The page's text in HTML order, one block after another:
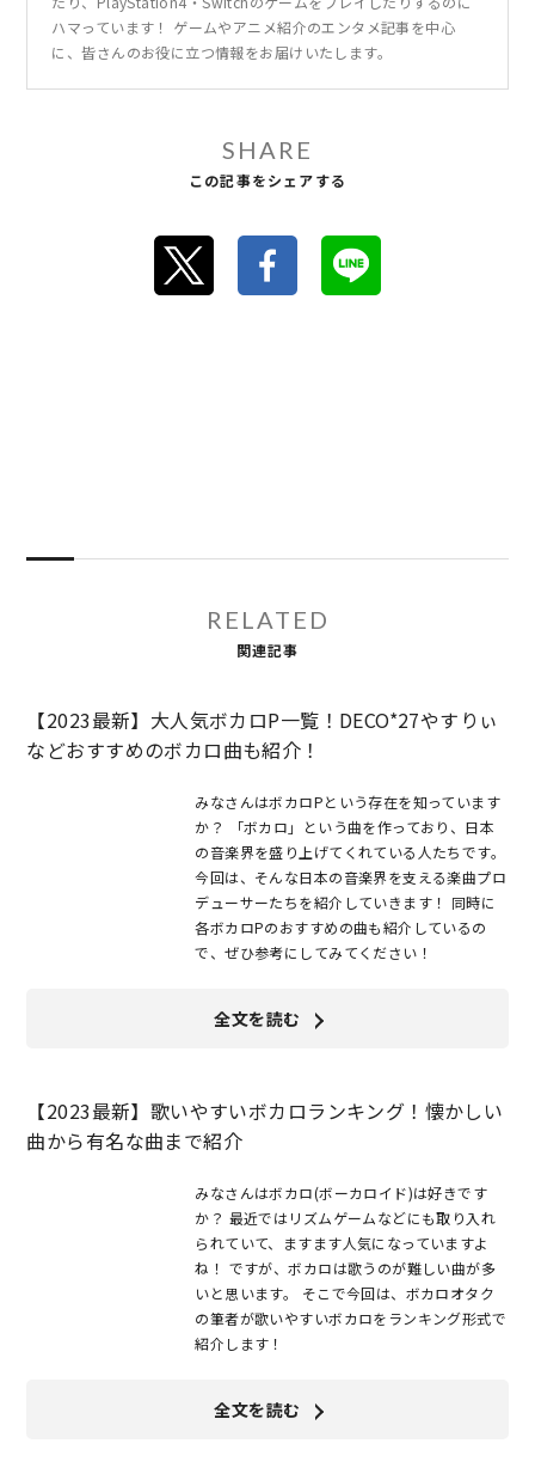
ハマっています！ ゲームやアニメ紹介のエンタメ記事を中心
に、皆さんのお役に立つ情報をお届けいたします。
SHARE
この記事をシェアする
RELATED
関連記事
【2023最新】大人気ボカロP一覧！DECO*27やすりぃ
などおすすめのボカロ曲も紹介！
みなさんはボカロPという存在を知っています
か？ 「ボカロ」という曲を作っており、日本
の音楽界を盛り上げてくれている人たちです。
今回は、そんな日本の音楽界を支える楽曲プロ
デューサーたちを紹介していきます！ 同時に
各ボカロPのおすすめの曲も紹介しているの
で、ぜひ参考にしてみてください！
全文を読む
【2023最新】歌いやすいボカロランキング！懐かしい
曲から有名な曲まで紹介
みなさんはボカロ(ボーカロイド)は好きです
か？ 最近ではリズムゲームなどにも取り入れ
られていて、ますます人気になっていますよ
ね！ ですが、ボカロは歌うのが難しい曲が多
いと思います。 そこで今回は、ボカロオタク
の筆者が歌いやすいボカロをランキング形式で
紹介します！
全文を読む